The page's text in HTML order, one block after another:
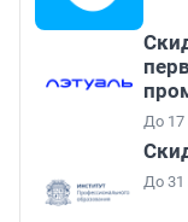
До 17
До 31